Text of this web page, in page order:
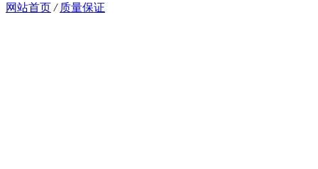
网站首页 / 质量保证